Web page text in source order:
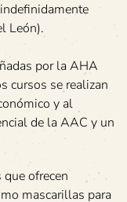
León).
por la AHA
cursos se realizan
y al
de la AAC y un
ofrecen
mascarillas para